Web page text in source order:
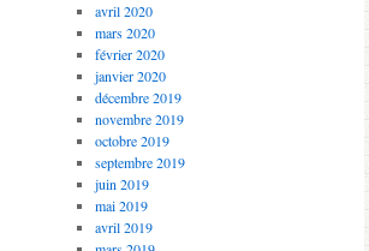
avril 2020
mars 2020
février 2020
janvier 2020
décembre 2019
novembre 2019
octobre 2019
septembre 2019
juin 2019
mai 2019
avril 2019